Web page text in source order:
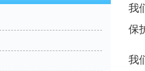
我
保
我